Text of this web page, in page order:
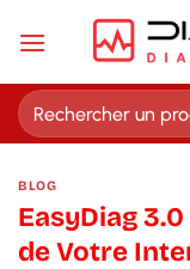
Recherche
pour :
BLOG
EasyDiag
de Votre